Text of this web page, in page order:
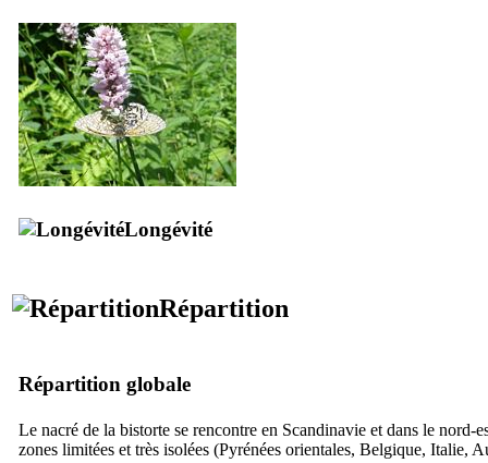
Longévité
Répartition
Répartition globale
Le nacré de la bistorte se rencontre en Scandinavie et dans le nord-
zones limitées et très isolées (Pyrénées orientales, Belgique, Italie,